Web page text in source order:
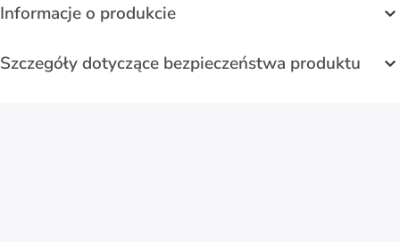
Informacje o produkcie
Szczegóły dotyczące bezpieczeństwa produktu